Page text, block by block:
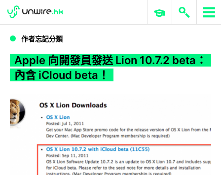
WWDC 2026 ERP 與商業 AI
作者忘記分類
Apple 向開發員發送 Lion 10.7.2 beta：
內含 iCloud beta！